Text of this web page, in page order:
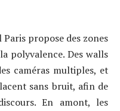
propose des zones
polyvalence. Des walls
caméras multiples, et
sans bruit, afin de
En amont, les